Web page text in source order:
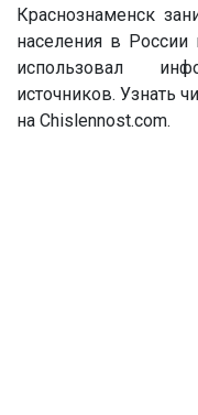
Краснознаменск
населения в России
использовал
источников. Узнать
на Chislennost.com.